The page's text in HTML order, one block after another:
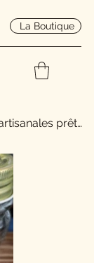
La Boutique
Ail noir de Provence – Gousses d'ail noir artisanales prêtes à déguster (40g)